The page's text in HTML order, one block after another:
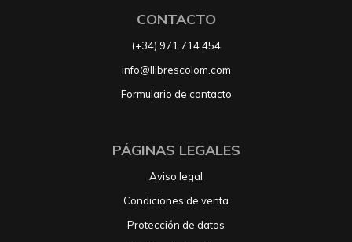
CONTACTO
(+34) 971 714 454
info@llibrescolom.com
Formulario de contacto
PÁGINAS LEGALES
Aviso legal
Condiciones de venta
Protección de datos